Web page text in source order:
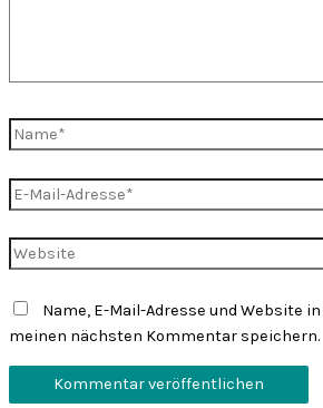
Name*
E-
Mail-
Adresse*
Website
Name, E-Mail-Adresse und Website
meinen nächsten Kommentar speichern.